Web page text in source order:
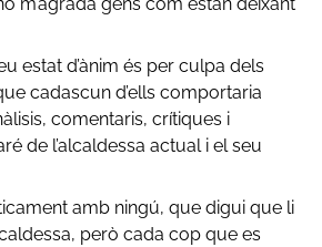
m’agrada gens com estan deixant
estat d’ànim és per culpa dels
cadascun d’ells comportaria
comentaris, crítiques i
de l’alcaldessa actual i el seu
amb ningú, que digui que li
però cada cop que es